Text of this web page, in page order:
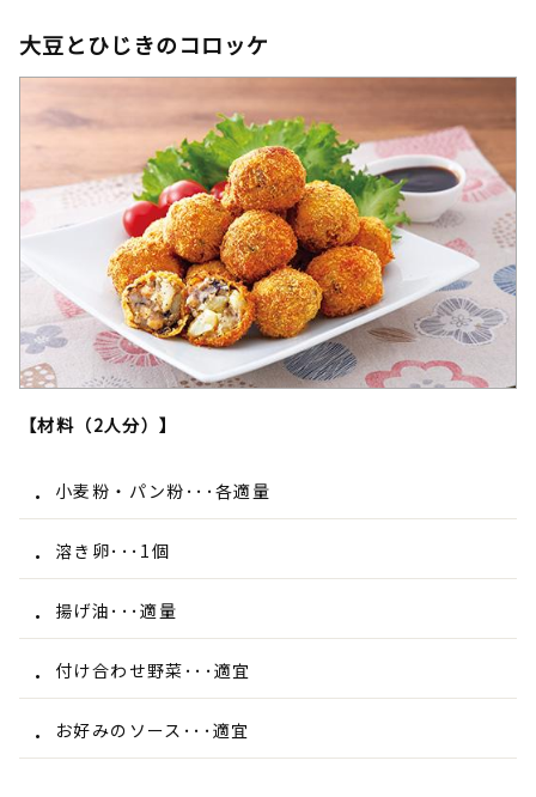
大豆とひじきのコロッケ
【材料（2人分）】
小麦粉・パン粉･･･各適量
溶き卵･･･1個
揚げ油･･･適量
付け合わせ野菜･･･適宜
お好みのソース･･･適宜